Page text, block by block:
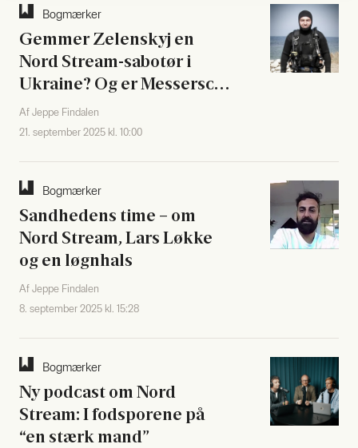
Bog­mær­ker
Gem­mer Zelen­skyj en
Nord Stream-sabo­tør i
Ukrai­ne? Og er Mes­ser­s­ch­
midt fuld af løgn?
Af Jeppe Findalen
21. september 2025 kl. 10:00
Bog­mær­ker
Sand­he­dens time – om
Nord Stream, Lars Løk­ke
og en løgn­hals
Af Jeppe Findalen
8. september 2025 kl. 15:28
Bog­mær­ker
Ny podcast om Nord
Stream: I fod­spo­re­ne på
“en stærk mand”